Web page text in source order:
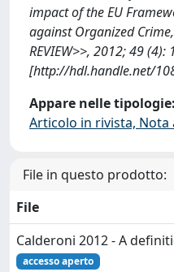
impact of the EU
against Organized Crime,
REVIEW>>, 2012; 49 (4):
[http://hdl.handle.net/
Appare nelle tipologie:
Articolo in rivista, Nota
File in questo prodotto:
File
Calderoni 2012 - A
accesso aperto